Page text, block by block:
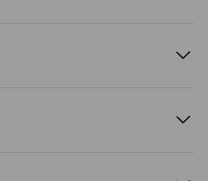
• Нанесите на чистые